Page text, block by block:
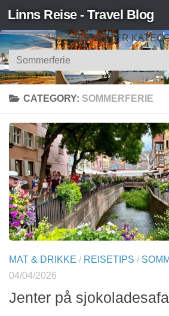
Skip to content
Linns Reise - Travel Blog
SØK ETTER
Søk
etter
CATEGORY: SOMMERFERIE
MAT & DRIKKE / REISETIPS /
04/04/2026
Jenter på